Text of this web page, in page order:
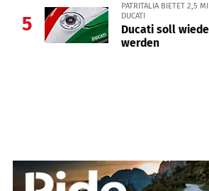
5
PATRITALIA BIETET 2,5
DUCATI
Ducati soll
werden